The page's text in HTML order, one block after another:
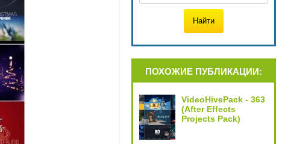
ПОХОЖИЕ ПУБЛИКАЦИИ:
VideoHivePack - 363
(After Effects
Projects Pack)